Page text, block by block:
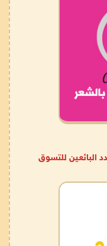
البائعين للتسوق